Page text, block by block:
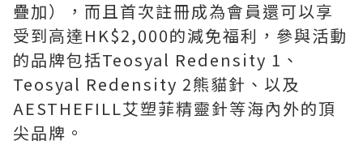
疊加），而且首次註冊成為會員還可以享
受到高達HK$2,000的減免福利，參與活動
的品牌包括Teosyal Redensity 1、
Teosyal Redensity 2熊貓針、以及
AESTHEFILL艾塑菲精靈針等海內外的頂
尖品牌。